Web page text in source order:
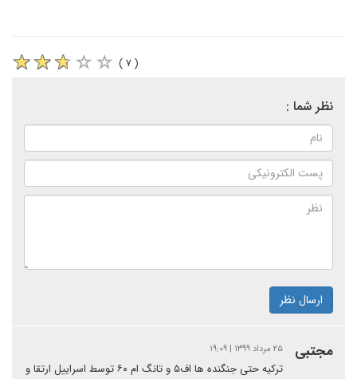
( ۷ )
نظر شما :
ارسال نظر
مجتبی ۲۵ مرداد ۱۳۹۹ | ۱۹:۰۹
ترکیه حتی جنگنده ها اف۵ و تانگ ام ۶۰ توسط اسراییل ارتقا و